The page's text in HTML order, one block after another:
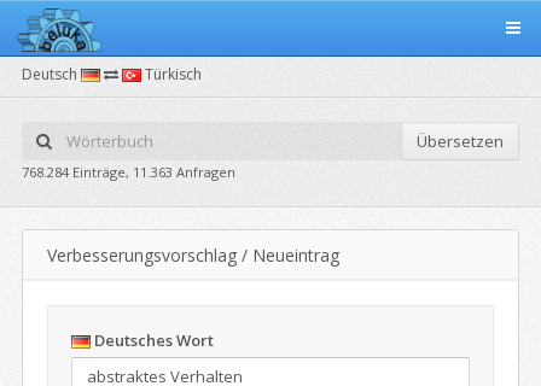
Deutsch Türkisch
Übersetzen
768.284 Einträge, 11.363 Anfragen
Verbesserungsvorschlag / Neueintrag
Deutsches Wort